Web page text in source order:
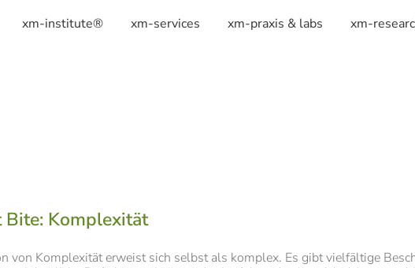
xm-institute® xm-services xm-praxis & labs xm-
Bite: Komplexität
von Komplexität erweist sich selbst als komplex. Es gibt vielfältige